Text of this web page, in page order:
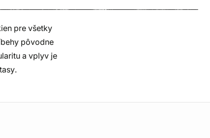
pre všetky
pôvodne
a vplyv je